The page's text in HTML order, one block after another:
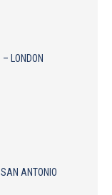
LONDON
ANTONIO